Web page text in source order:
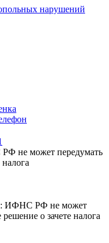
нарушений
ИФНС РФ не может
о зачете налога